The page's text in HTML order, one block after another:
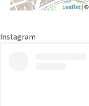
Leaflet| ©
Instagram